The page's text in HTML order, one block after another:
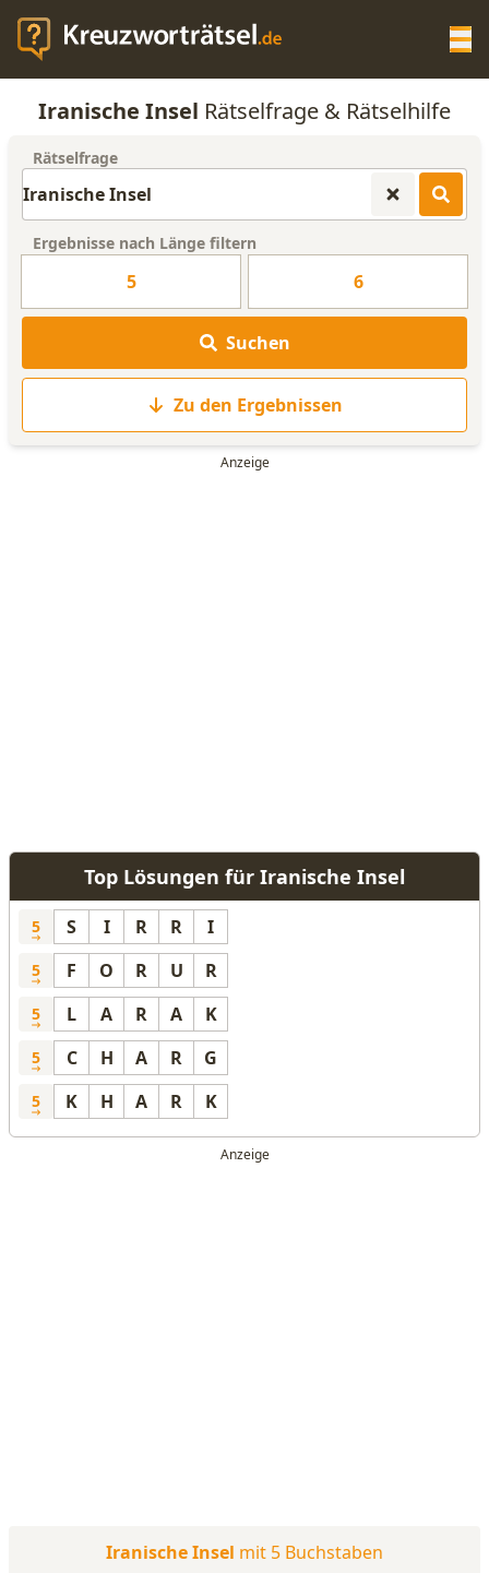
KREUZWORTRÄTSEL-HILFE
WORTLISTE
Iranische Insel Rätselfrage & Rätselhilfe
Rätselfrage
Ergebnisse nach Länge filtern
5 6
Suchen
Zu den Ergebnissen
Top Lösungen für Iranische Insel
5 S I R R I
5 F O R U R
5 L A R A K
5 C H A R G
5 K H A R K
Iranische Insel mit 5 Buchstaben